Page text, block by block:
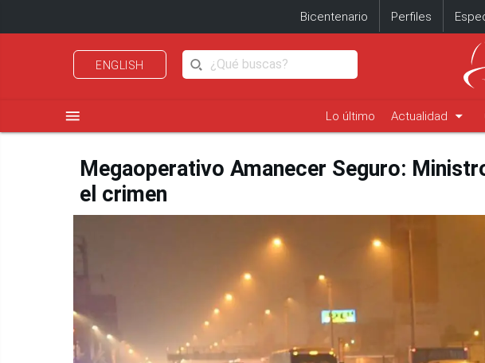
Bicentenario Perfiles
ENGLISH
menu Lo último Actualidad arrow_drop_down
Megaoperativo Amanecer Seguro:
el crimen